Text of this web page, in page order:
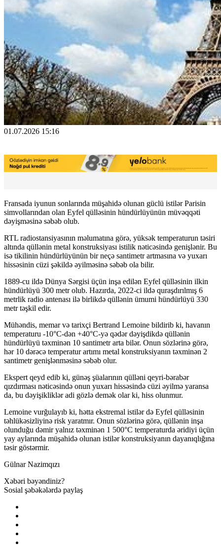
01.07.2026 15:16
Fransada iyunun sonlarında müşahidə olunan güclü istilər Parisin
simvollarından olan Eyfel qülləsinin hündürlüyünün müvəqqəti
dəyişməsinə səbəb olub.
RTL radiostansiyasının məlumatına görə, yüksək temperaturun təsiri
altında qüllənin metal konstruksiyası istilik nəticəsində genişlənir. Bu
isə tikilinin hündürlüyünün bir neçə santimetr artmasına və yuxarı
hissəsinin cüzi şəkildə əyilməsinə səbəb ola bilir.
1889-cu ildə Dünya Sərgisi üçün inşa edilən Eyfel qülləsinin ilkin
hündürlüyü 300 metr olub. Hazırda, 2022-ci ildə quraşdırılmış 6
metrlik radio antenası ilə birlikdə qüllənin ümumi hündürlüyü 330
metr təşkil edir.
Mühəndis, memar və tarixçi Bertrand Lemoine bildirib ki, havanın
temperaturu -10°C-dən +40°C-yə qədər dəyişdikdə qüllənin
hündürlüyü təxminən 10 santimetr arta bilər. Onun sözlərinə görə,
hər 10 dərəcə temperatur artımı metal konstruksiyanın təxminən 2
santimetr genişlənməsinə səbəb olur.
Ekspert qeyd edib ki, günəş şüalarının qülləni qeyri-bərabər
qızdırması nəticəsində onun yuxarı hissəsində cüzi əyilmə yaransa
da, bu dəyişikliklər adi gözlə demək olar ki, hiss olunmur.
Lemoine vurğulayıb ki, hətta ekstremal istilər də Eyfel qülləsinin
təhlükəsizliyinə risk yaratmır. Onun sözlərinə görə, qüllənin inşa
olunduğu dəmir yalnız təxminən 1 500°C temperaturda əridiyi üçün
yay aylarında müşahidə olunan istilər konstruksiyanın dayanıqlığına
təsir göstərmir.
Gülnar Nazimqızı
Xəbəri bəyəndiniz?
Sosial şəbəkələrdə paylaş